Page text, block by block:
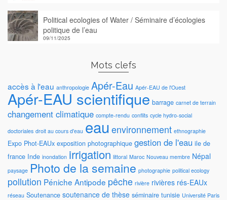
Political ecologies of Water / Séminaire d’écologies
politique de l’eau
09/11/2025
Mots clefs
accès à l'eau anthropologie Apér-Eau Apér-EAU de l'Ouest
Apér-EAU scientifique barrage carnet de terrain
changement climatique compte-rendu conflits cycle hydro-social
doctoriales droit au cours d'eau eau environnement ethnographie
Expo Phot-EAUx exposition photographique gestion de l'eau ile de
france Inde inondation irrigation littoral Maroc Nouveau membre Népal
paysage Photo de la semaine photographie political ecology
pollution Péniche Antipode pêche rivière rivières rés-EAUx
réseau Soutenance soutenance de thèse séminaire tunisie Université Paris